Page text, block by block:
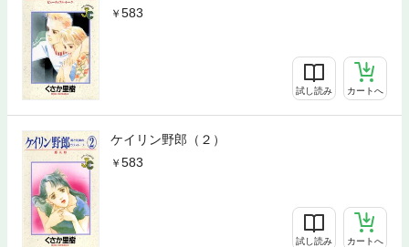
583
試し読み カートへ
ケイリン野郎（２）
583
試し読み カートへ